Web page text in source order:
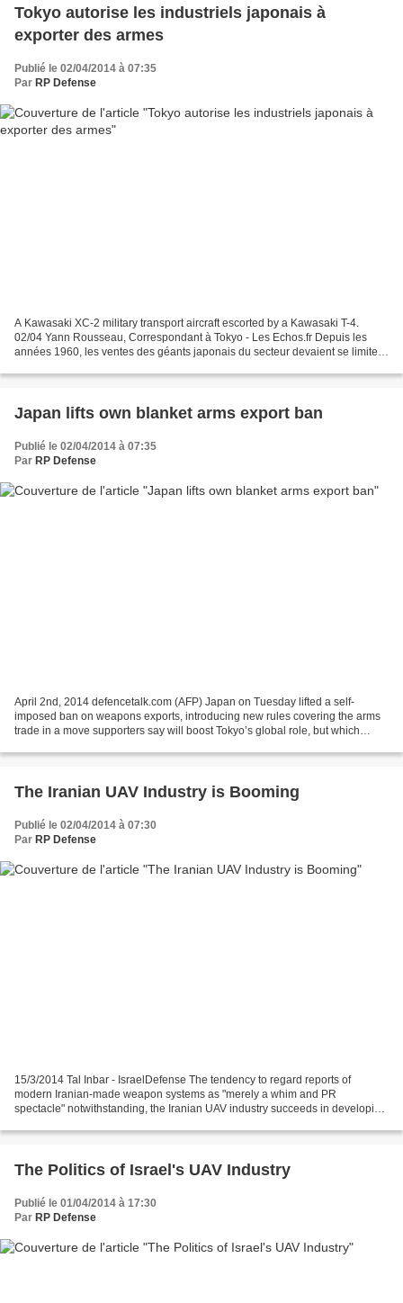
Tokyo autorise les industriels japonais à
exporter des armes
Publié le 02/04/2014 à 07:35
Par RP Defense
A Kawasaki XC-2 military transport aircraft escorted by a Kawasaki T-4.
02/04 Yann Rousseau, Correspondant à Tokyo - Les Echos.fr Depuis les
années 1960, les ventes des géants japonais du secteur devaient se limiter
Japan lifts own blanket arms export ban
Publié le 02/04/2014 à 07:35
Par RP Defense
April 2nd, 2014 defencetalk.com (AFP) Japan on Tuesday lifted a self-
imposed ban on weapons exports, introducing new rules covering the arms
trade in a move supporters say will boost Tokyo’s global role, but which
The Iranian UAV Industry is Booming
Publié le 02/04/2014 à 07:30
Par RP Defense
15/3/2014 Tal Inbar - IsraelDefense The tendency to regard reports of
modern Iranian-made weapon systems as "merely a whim and PR
spectacle" notwithstanding, the Iranian UAV industry succeeds in developing
The Politics of Israel's UAV Industry
Publié le 01/04/2014 à 17:30
Par RP Defense